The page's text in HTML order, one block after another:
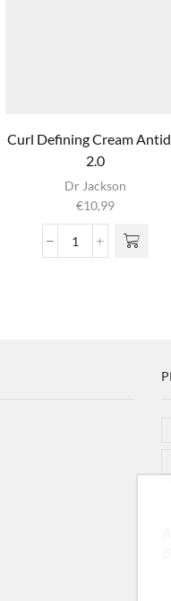
Curl Defining Cream
2.0
Dr Jackson
€10,99
Curl